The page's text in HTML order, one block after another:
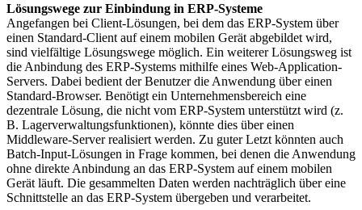
Lösungswege zur Einbindung in ERP-Systeme
Angefangen bei Client-Lösungen, bei dem das ERP-System über
einen Standard-Client auf einem mobilen Gerät abgebildet wird,
sind vielfältige Lösungswege möglich. Ein weiterer Lösungsweg ist
die Anbindung des ERP-Systems mithilfe eines Web-Application-
Servers. Dabei bedient der Benutzer die Anwendung über einen
Standard-Browser. Benötigt ein Unternehmensbereich eine
dezentrale Lösung, die nicht vom ERP-System unterstützt wird (z.
B. Lagerverwaltungsfunktionen), könnte dies über einen
Middleware-Server realisiert werden. Zu guter Letzt könnten auch
Batch-Input-Lösungen in Frage kommen, bei denen die Anwendung
ohne direkte Anbindung an das ERP-System auf einem mobilen
Gerät läuft. Die gesammelten Daten werden nachträglich über eine
Schnittstelle an das ERP-System übergeben und verarbeitet.